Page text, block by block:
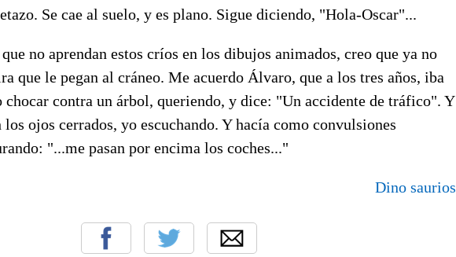
Se cae al suelo, y es plano. Sigue diciendo, "Hola-Oscar"...
no aprendan estos críos en los dibujos animados, creo que ya no
que le pegan al cráneo. Me acuerdo Álvaro, que a los tres años, iba
contra un árbol, queriendo, y dice: "Un accidente de tráfico". Y
ojos cerrados, yo escuchando. Y hacía como convulsiones
"...me pasan por encima los coches..."
Dino saurios